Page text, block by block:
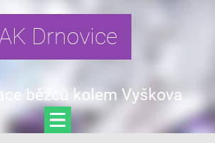
Drnovice
běžců kolem Vyškova